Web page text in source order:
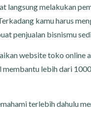
langsung melakukan
kamu harus
penjualan bisnismu
website toko online
lebih dari
terlebih dahulu